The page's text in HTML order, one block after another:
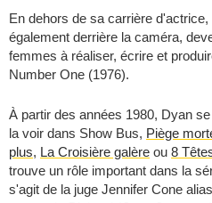
En dehors de sa carrière
également derrière la caméra,
femmes à réaliser, écrire et
Number One (1976).
À partir des années 1980, Dyan
la voir dans Show Bus, Piège
plus, La Croisière galère ou 8
trouve un rôle important dans la
s'agit de la juge Jennifer Cone